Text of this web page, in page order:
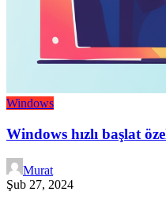
Windows
Windows hızlı başlat
Murat
Şub 27, 2024